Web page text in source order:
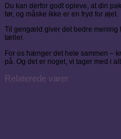
Du kan derfor godt opleve, at din
før, og måske ikke er en fryd for øjet.
Til gengæld giver det bedre mening
tæller.
For os hænger det hele sammen –
på. Og det er noget, vi tager med i
Relaterede varer